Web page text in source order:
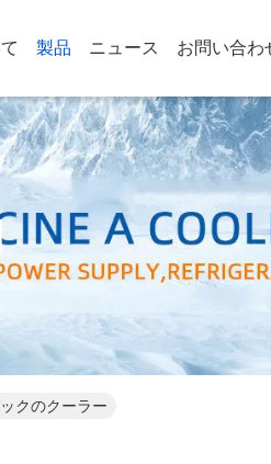
製品 ニュース お問い合わ
クのクーラー